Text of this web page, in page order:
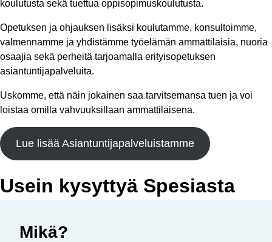
koulutusta sekä tuettua oppisopimuskoulutusta.
Opetuksen ja ohjauksen lisäksi koulutamme, konsultoimme,
valmennamme ja yhdistämme työelämän ammattilaisia, nuoria
osaajia sekä perheitä tarjoamalla erityisopetuksen
asiantuntijapalveluita.
Uskomme, että näin jokainen saa tarvitsemansa tuen ja voi
loistaa omilla vahvuuksillaan ammattilaisena.
Lue lisää Asiantuntijapalveluistamme
Usein kysyttyä Spesiasta
Mikä?